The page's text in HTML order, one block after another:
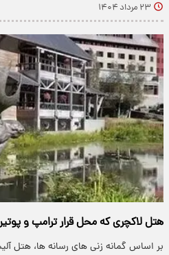
۲۳ مرداد ۱۴۰۴
هتل لاکچری که محل قرار ترامپ و
بر اساس گمانه زنی های رسانه ها، هتل